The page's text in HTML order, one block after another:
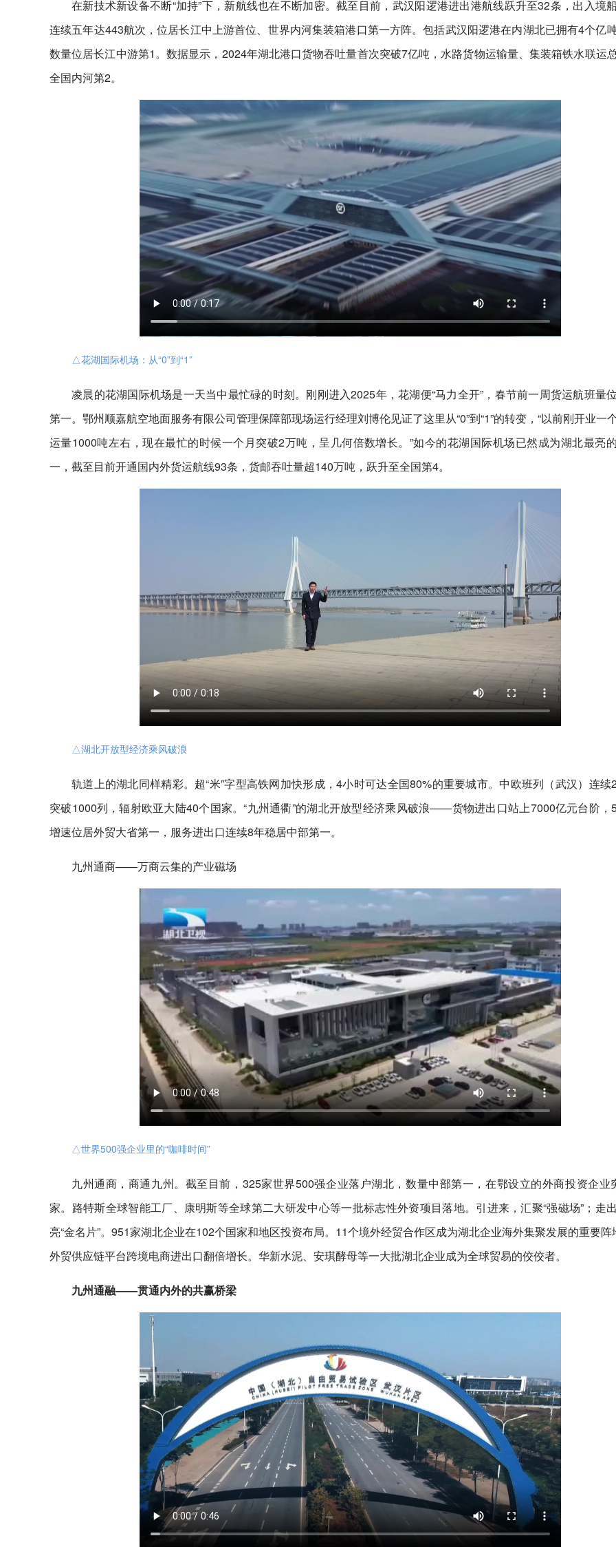
在新技术新设备不断“加持”下，新航线也在不断加密。截至目前，武汉阳逻港进出港航线跃升至32条，出入境
连续五年达443航次，位居长江中上游首位、世界内河集装箱港口第一方阵。包括武汉阳逻港在内湖北已拥有4个亿
数量位居长江中游第1。数据显示，2024年湖北港口货物吞吐量首次突破7亿吨，水路货物运输量、集装箱铁水联运
全国内河第2。
△花湖国际机场：从“0”到“1”
凌晨的花湖国际机场是一天当中最忙碌的时刻。刚刚进入2025年，花湖便“马力全开”，春节前一周货运航班量
第一。鄂州顺嘉航空地面服务有限公司管理保障部现场运行经理刘博伦见证了这里从“0”到“1”的转变，“以前刚开业一
运量1000吨左右，现在最忙的时候一个月突破2万吨，呈几何倍数增长。”如今的花湖国际机场已然成为湖北最亮
一，截至目前开通国内外货运航线93条，货邮吞吐量超140万吨，跃升至全国第4。
△湖北开放型经济乘风破浪
轨道上的湖北同样精彩。超“米”字型高铁网加快形成，4小时可达全国80%的重要城市。中欧班列（武汉）连续
突破1000列，辐射欧亚大陆40个国家。“九州通衢”的湖北开放型经济乘风破浪——货物进出口站上7000亿元台阶，
增速位居外贸大省第一，服务进出口连续8年稳居中部第一。
九州通商——万商云集的产业磁场
△世界500强企业里的“咖啡时间”
九州通商，商通九州。截至目前，325家世界500强企业落户湖北，数量中部第一，在鄂设立的外商投资企业
家。路特斯全球智能工厂、康明斯等全球第二大研发中心等一批标志性外资项目落地。引进来，汇聚“强磁场”；走
亮“金名片”。951家湖北企业在102个国家和地区投资布局。11个境外经贸合作区成为湖北企业海外集聚发展的重要阵
外贸供应链平台跨境电商进出口翻倍增长。华新水泥、安琪酵母等一大批湖北企业成为全球贸易的佼佼者。
九州通融——贯通内外的共赢桥梁